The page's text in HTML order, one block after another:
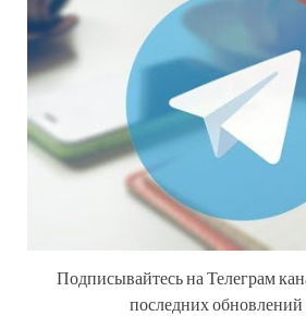
Подписывайтесь на Телеграм
последних обновлений